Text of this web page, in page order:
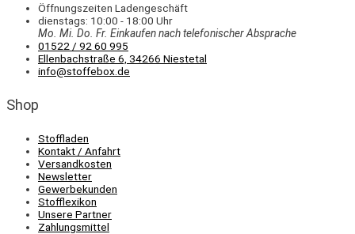
Öffnungszeiten Ladengeschäft
dienstags: 10:00 - 18:00 Uhr
Mo. Mi. Do. Fr. Einkaufennach telefonischer Absprache
01522 / 92 60 995
Ellenbachstraße 6, 34266 Niestetal
info@stoffebox.de
Shop
Stoffladen
Kontakt / Anfahrt
Versandkosten
Newsletter
Gewerbekunden
Stofflexikon
Unsere Partner
Zahlungsmittel